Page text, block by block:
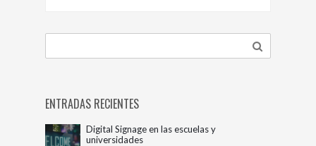
ENTRADAS RECIENTES
Digital Signage en las escuelas y
universidades